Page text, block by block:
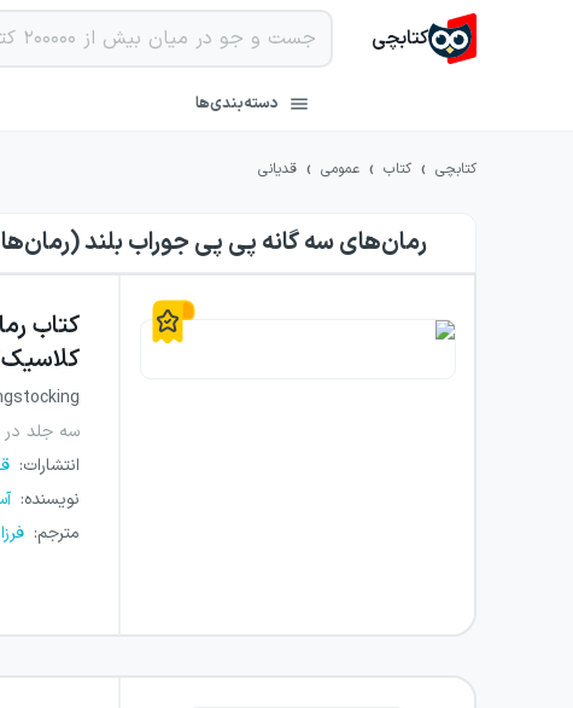
کتابچی
دسته‌بندی‌ها
کتابچی › کتاب › عمومی › قدیانی
رمان‌های سه گانه پی پی جوراب بلند
کتاب
کلاسیک۱۲)
سه جلد
انتشارات:
نویسنده:
مترجم: